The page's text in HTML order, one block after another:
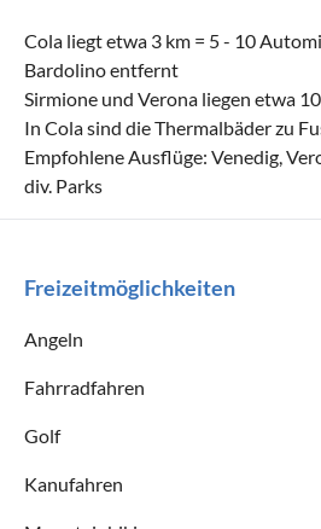
Cola liegt etwa 3 km = 5 - 10
Bardolino entfernt
Sirmione und Verona liegen etwa
In Cola sind die Thermalbäder zu
Empfohlene Ausflüge: Venedig,
div. Parks
Freizeitmöglichkeiten
Angeln
Fahrradfahren
Golf
Kanufahren